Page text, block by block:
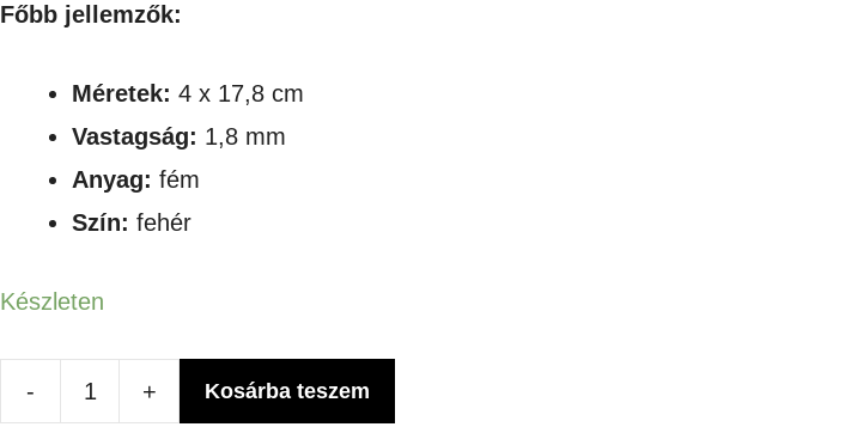
Főbb jellemzők:
Méretek: 4 x 17,8 cm
Vastagság: 1,8 mm
Anyag: fém
Szín: fehér
Készleten
- + Kosárba teszem